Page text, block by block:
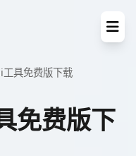
具免费版下载
免费版下